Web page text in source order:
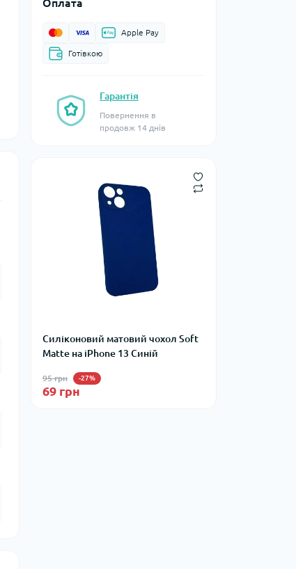
Оплата
Apple Pay
Готівкою
Гарантія
Повернення в
продовж 14 днів
Силіконовий матовий чохол Soft
Matte на iPhone 13 Синій
95 грн -27%
69 грн